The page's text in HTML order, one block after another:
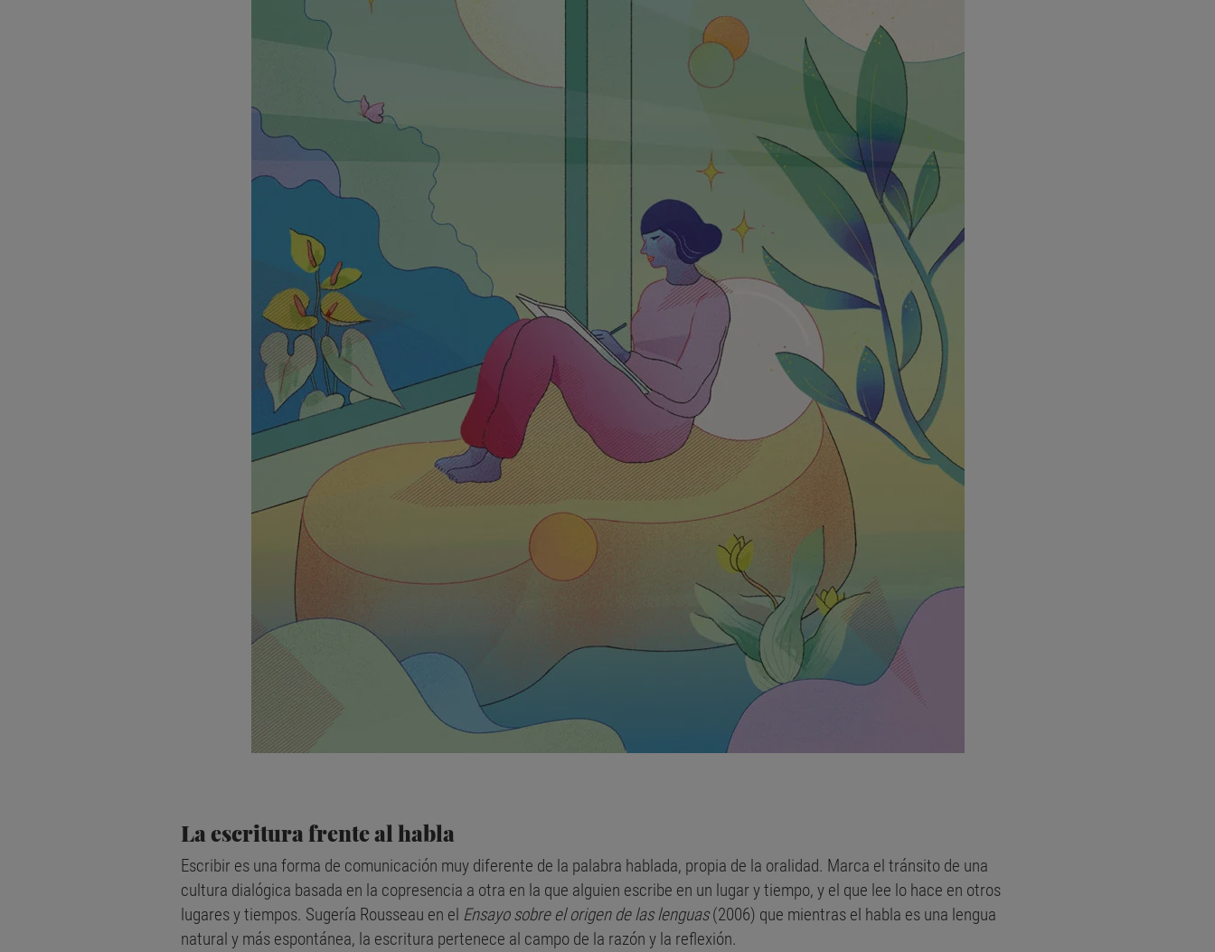
La escritura frente al habla
Escribir es una forma de comunicación muy diferente de la palabra hablada, propia de la oralidad. Marca el tránsito de una
cultura dialógica basada en la copresencia a otra en la que alguien escribe en un lugar y tiempo, y el que lee lo hace en otros
lugares y tiempos. Sugería Rousseau en el Ensayo sobre el origen de las lenguas(2006) que mientras el habla es una lengua
natural y más espontánea, la escritura pertenece al campo de la razón y la reflexión.